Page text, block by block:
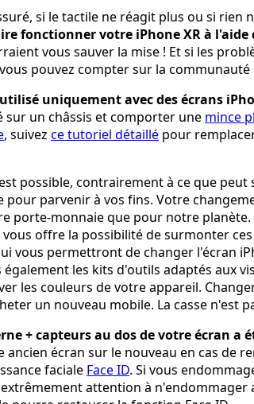
si le tactile ne réagit plus ou si rien
fonctionner votre iPhone XR à l'aide
vous sauver la mise ! Et si les
pouvez compter sur la communauté
uniquement avec des écrans
un châssis et comporter une mince
, suivez ce tutoriel détaillé pour
possible, contrairement à ce que
pour parvenir à vos fins. Votre
porte-monnaie que pour notre
offre la possibilité de surmonter
vous permettront de changer l'écran
les kits d'outils adaptés aux
les couleurs de votre appareil.
un nouveau mobile. La casse n'est
+ capteurs au dos de votre écran a
écran sur le nouveau en cas de
faciale Face ID. Si vous
attention à n'endommager